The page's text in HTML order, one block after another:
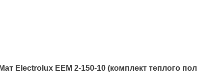
Мат Electrolux EEM 2-150-10 (комплект теплого